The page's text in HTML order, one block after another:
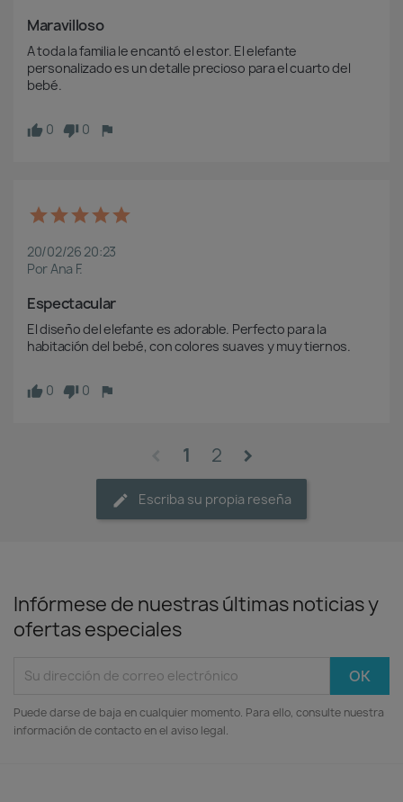
Maravilloso
A toda la familia le encantó el estor. El elefante
personalizado es un detalle precioso para el cuarto del
bebé.
0 0
20/02/26 20:23
Por Ana F.
Espectacular
El diseño del elefante es adorable. Perfecto para la
habitación del bebé, con colores suaves y muy tiernos.
0 0
1 2 chevron_right
Escriba su propia reseña
Infórmese de nuestras últimas noticias y
ofertas especiales
Puede darse de baja en cualquier momento. Para ello, consulte nuestra
información de contacto en el aviso legal.